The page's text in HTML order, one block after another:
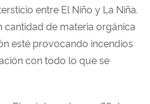
entre El Niño y La Niña.
cantidad de materia orgánica
esté provocando incendios
con todo lo que se